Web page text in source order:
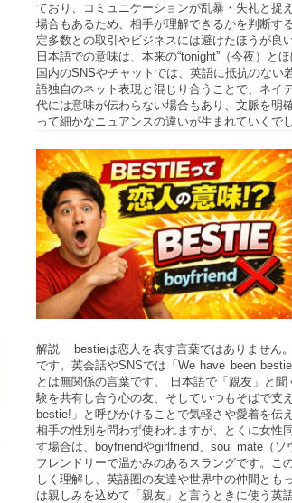
ており、コミュニケーションが乱暴・失礼と捉
場合もあるため、相手が理解できるかを判断す
定多数との取引やビジネスには避けたほうが良
日本語での意味は、本来の“tonight”（今夜）
国内のSNSやチャットでは、英語に抵抗のな
語独自のネット表現と混じり合うことで、ネイ
代には意味が伝わらない場合もあり、文脈を明
って細かなニュアンスの違いが生まれていくで
解説 bestieは恋人を表す言葉ではありません
です。英会話やSNSでは「We have been
とは無関係の言葉です。 日本語で「親友」と
験を共有し合う心の友、そしていつもそばで支
bestie!」と呼びかけることで気軽さや愛着を伝
相手の性別を問わず使われますが、とくに女性
す場合は、boyfriendやgirlfriend、soul mate（
フレンドリーで温かみのあるスラングです。こ
しく理解し、英語圏の友達や世界中の仲間と
は親しみを込めて「親友」と言うときに使う英